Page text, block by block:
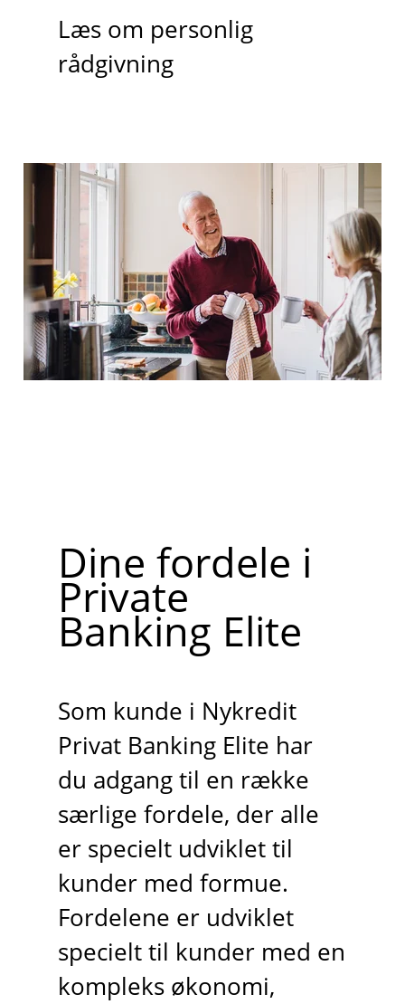
Læs om personlig
rådgivning
Dine fordele i
Private
Banking Elite
Som kunde i Nykredit
Privat Banking Elite har
du adgang til en række
særlige fordele, der alle
er specielt udviklet til
kunder med formue.
Fordelene er udviklet
specielt til kunder med en
kompleks økonomi,